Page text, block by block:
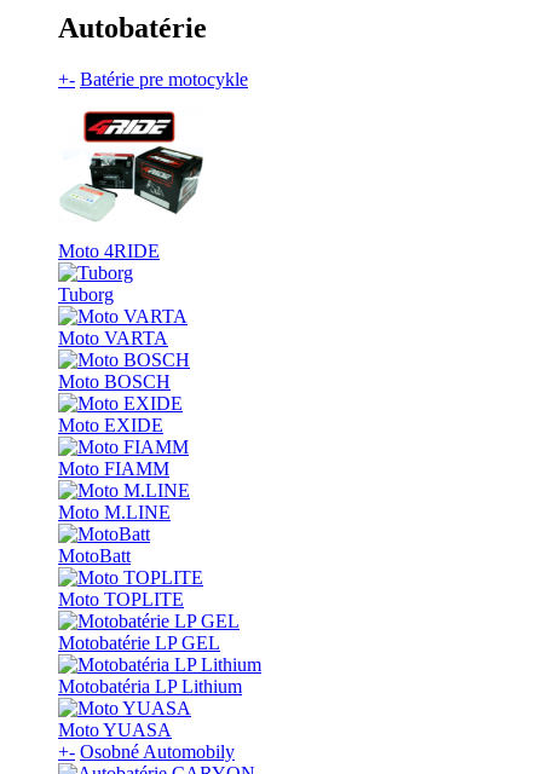
Autobatérie
+- Batérie pre motocykle
Moto 4RIDE
Tuborg
Moto VARTA
Moto BOSCH
Moto EXIDE
Moto FIAMM
Moto M.LINE
MotoBatt
Moto TOPLITE
Motobatérie LP GEL
Motobatéria LP Lithium
Moto YUASA
+- Osobné Automobily